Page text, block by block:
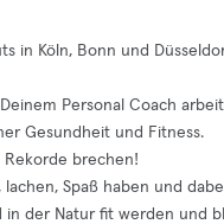
in Köln, Bonn und
Personal Coach
Gesundheit und Fitness.
brechen!
Spaß haben und
in der Natur fit werden und